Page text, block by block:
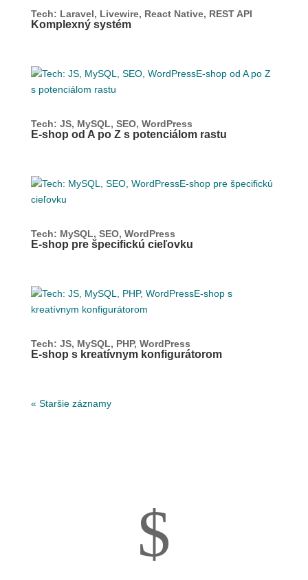
Tech: Laravel, Livewire, React Native, REST API
Komplexný systém
Tech: JS, MySQL, SEO, WordPress
E-shop od A po Z s potenciálom rastu
Tech: MySQL, SEO, WordPress
E-shop pre špecifickú cieľovku
Tech: JS, MySQL, PHP, WordPress
E-shop s kreatívnym konfigurátorom
« Staršie záznamy
$